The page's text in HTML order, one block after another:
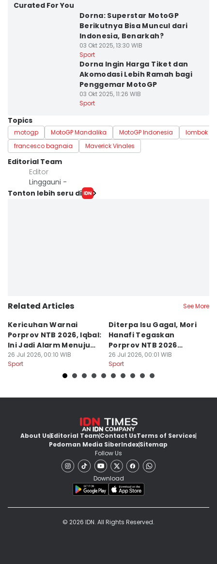
Curated For You
Dorna: Superstar MotoGP
Berikutnya Bisa Muncul dari
Indonesia, Benarkah?
03 Okt 2025, 13:30 WIB
Sport
Dorna Ingin Harga Tiket dan
Akomodasi Lebih Ramah bagi
Penggemar MotoGP
03 Okt 2025, 11:26 WIB
Sport
Topics
motogp MotoGP Mandalika MotoGP Indonesia
lombok
francesco bagnaia
Maverick Vinales
Editorial Team
Editor
Linggauni -
Tonton lebih seru di
Related Articles See More
Kericuhan Warnai
Porprov NTB 2026, Iqbal:
Ini Jadi Alarm Menuju
PON 2028
26 Jul 2026, 00:10 WIB
Sport
Diterpa Isu Gagal, Mori
Hanafi Tegaskan
Porprov NTB 2026
Sukses Digelar
26 Jul 2026, 00:01 WIB
Sport
About UsEditorial TeamContact UsTerms of Services
Pedoman Media SiberIndexSitemap
Follow Us
Download
© 2026 IDN. All Rights Reserved.